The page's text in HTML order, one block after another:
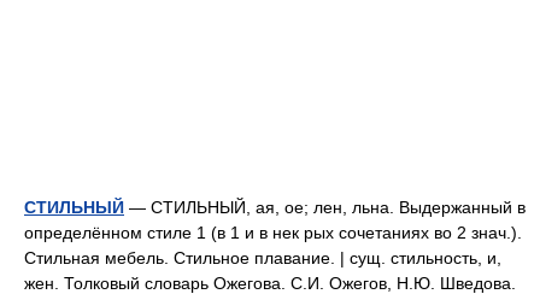
СТИЛЬНЫЙ — СТИЛЬНЫЙ, ая, ое; лен, льна. Выдержанный в
определённом стиле 1 (в 1 и в нек рых сочетаниях во 2 знач.).
Стильная мебель. Стильное плавание. | сущ. стильность, и,
жен. Толковый словарь Ожегова. С.И. Ожегов, Н.Ю. Шведова.